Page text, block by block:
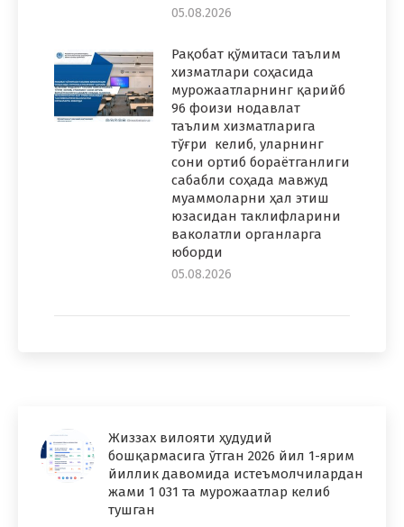
05.08.2026
Рақобат қўмитаси таълим
хизматлари соҳасида
мурожаатларнинг қарийб
96 фоизи нодавлат
таълим хизматларига
тўғри келиб, уларнинг
сони ортиб бораётганлиги
сабабли соҳада мавжуд
муаммоларни ҳал этиш
юзасидан таклифларини
ваколатли органларга
юборди
05.08.2026
Жиззах вилояти ҳудудий
бошқармасига ўтган 2026 йил 1-ярим
йиллик давомида истеъмолчилардан
жами 1 031 та мурожаатлар келиб
тушган